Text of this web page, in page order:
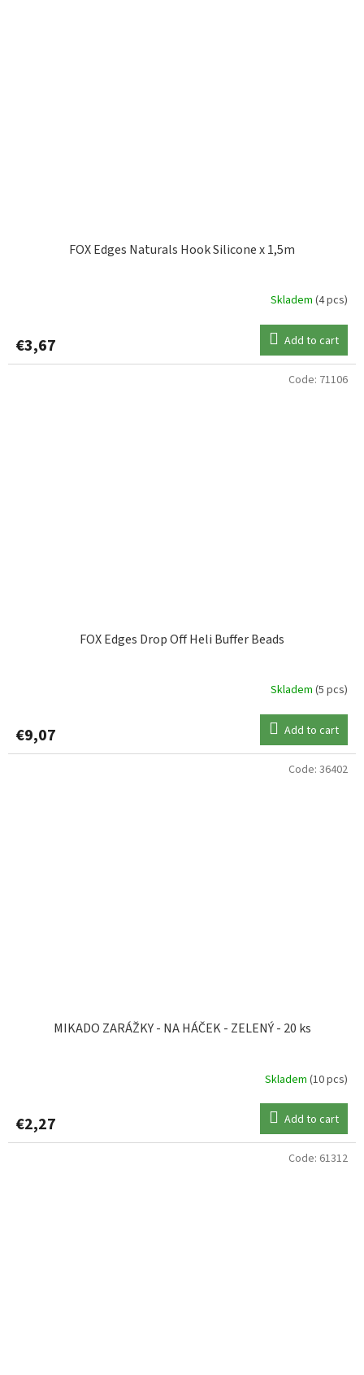
FOX Edges Naturals Hook Silicone x 1,5m
Skladem (4 pcs)
€3,67 Add to cart
FOX Edges Drop Off Heli Buffer Beads
Skladem (5 pcs)
€9,07 Add to cart
Code: 71106
MIKADO ZARÁŽKY - NA HÁČEK - ZELENÝ - 20 ks
Skladem (10 pcs)
€2,27 Add to cart
Code: 36402
Code: 61312